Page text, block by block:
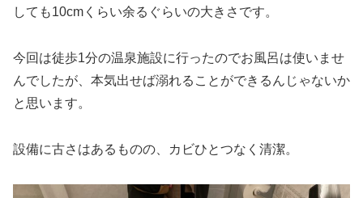
しても10cmくらい余るぐらいの大きさです。
今回は徒歩1分の温泉施設に行ったのでお風呂は使いませ
んでしたが、本気出せば溺れることができるんじゃないか
と思います。
設備に古さはあるものの、カビひとつなく清潔。